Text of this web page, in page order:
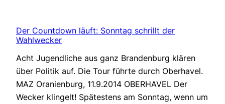
Der Countdown läuft: Sonntag schrillt der
Wahlwecker
Acht Jugendliche aus ganz Brandenburg klären
über Politik auf. Die Tour führte durch Oberhavel.
MAZ Oranienburg, 11.9.2014 OBERHAVEL Der
Wecker klingelt! Spätestens am Sonntag, wenn um